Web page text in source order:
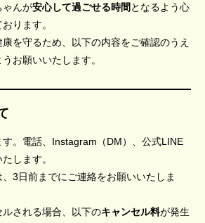
ゃんが安心して過ごせる時間 となるよう心
ります。
を守るため、以下の内容をご確認のうえ
お願いいたします。
す。電話、Instagram（DM）、公式LINE
します。
、3日前までにご連絡をお願いいたしま
ルされる場合、以下のキャンセル料が発生